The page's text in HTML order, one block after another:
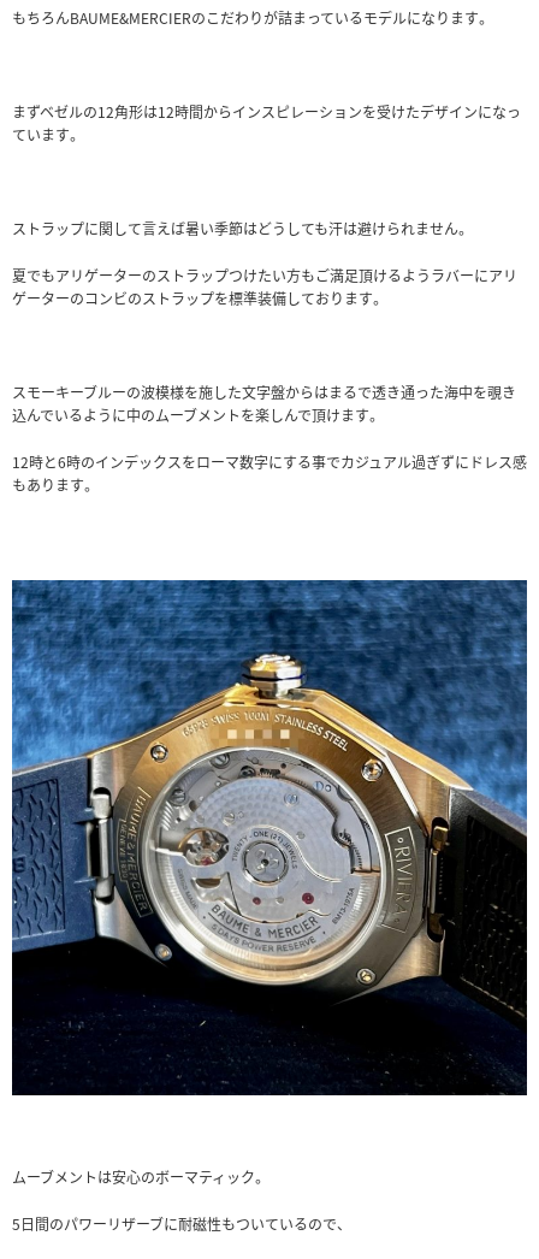
もちろんBAUME&MERCIERのこだわりが詰まっているモデルになります。
まずベゼルの12角形は12時間からインスピレーションを受けたデザインになっ
ています。
ストラップに関して言えば暑い季節はどうしても汗は避けられません。
夏でもアリゲーターのストラップつけたい方もご満足頂けるようラバーにアリ
ゲーターのコンビのストラップを標準装備しております。
スモーキーブルーの波模様を施した文字盤からはまるで透き通った海中を覗き
込んでいるように中のムーブメントを楽しんで頂けます。
12時と6時のインデックスをローマ数字にする事でカジュアル過ぎずにドレス感
もあります。
ムーブメントは安心のボーマティック。
5日間のパワーリザーブに耐磁性もついているので、